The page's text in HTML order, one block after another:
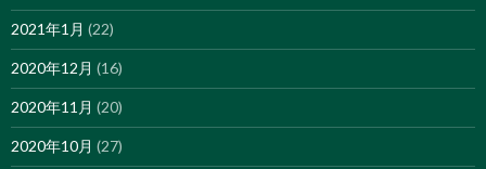
2021年1月 (22)
2020年12月 (16)
2020年11月 (20)
2020年10月 (27)